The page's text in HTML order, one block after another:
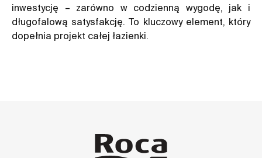
inwestycję – zarówno w codzienną wygodę, jak i
długofalową satysfakcję. To kluczowy element, który
dopełnia projekt całej łazienki.